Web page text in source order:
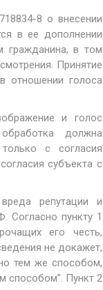
8 о внесении
в ее дополнении
гражданина, в том
Принятие
отношении голоса
и голос
должна
с согласия
субъекта с
репутации и
Согласно пункту 1
его честь,
не докажет,
тем же способом,
способом”. Пункт 2